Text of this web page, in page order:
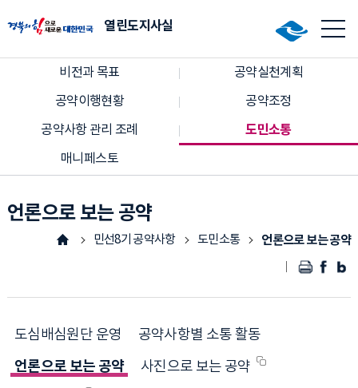
열린도지사실
비전과 목표
공약실천계획
공약이행현황
공약조정
공약사항 관리 조례
도민소통
매니페스토
언론으로 보는 공약
민선8기 공약사항 도민소통 언론으로 보는 공약
도심배심원단 운영 공약사항별 소통 활동
언론으로 보는 공약
사진으로 보는 공약